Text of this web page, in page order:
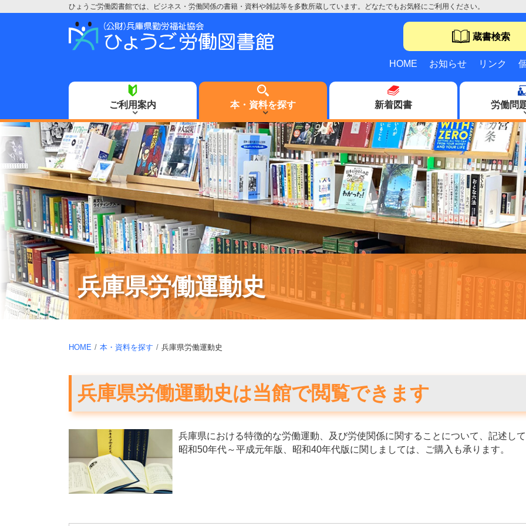
ひょうご労働図書館では、ビジネス・労働関係の書籍・資料や雑誌等を多数所蔵しています。どなたでもお気軽にご利用ください。
蔵書検索
HOME お知らせ リンク
ご利用案内 本・資料を探す 新着図書 労働問
兵庫県労働運動史
HOME 本・資料を探す 兵庫県労働運動史
兵庫県労働運動史は当館で閲覧できます
兵庫県における特徴的な労働運動、及び労使関係に関することについて、記述し
昭和50年代～平成元年版、昭和40年代版に関しましては、ご購入も承ります。